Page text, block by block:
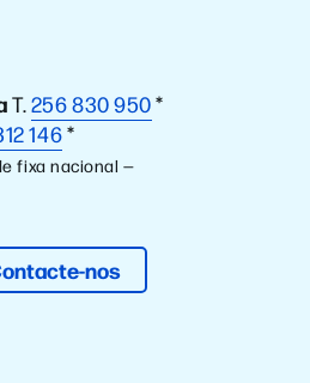
T.256 830 950*
146*
fixa nacional —
nos